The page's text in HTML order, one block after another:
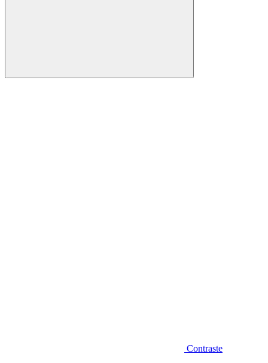
Buscar
Contraste